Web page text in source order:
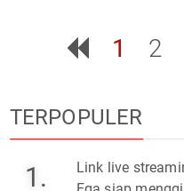
1 2
TERPOPULER
1.
Link live